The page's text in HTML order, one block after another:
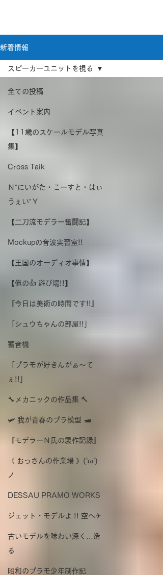
新着情報
全ての投稿
イベント案内
【11歳のスケールモデル写真
集】
Cross Taik
Ｎ”にいがた・こーすと・はぃ
うぇい”Ｙ
【二刀流モデラー奮闘記】
Mockupの音波実習室!!
【王国のオーディオ事情】
【俺の👍 遊び場!!】
『今日は美術の時間です!!』
「シュウちゃんの部屋!!」
蓄音機
「プラモが好きんがぁ～て
ぇ!!」
🔧メカニックの作品集 🔨
🛩 我が青春のプラ模型 🛥
『モデラーＮ氏の製作記録』
《 おっさんの作業場 》('ω')
ノ
DESSAU PRAMO WORKS
ジェット・モデルよ !! 空へ✈
古いモデルを味わい深く…造
る
昭和のプラモ少年制作記
スピーカーユニットを視る